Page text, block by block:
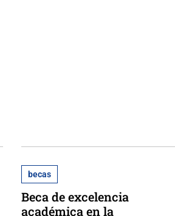
becas
Beca de excelencia
académica en la